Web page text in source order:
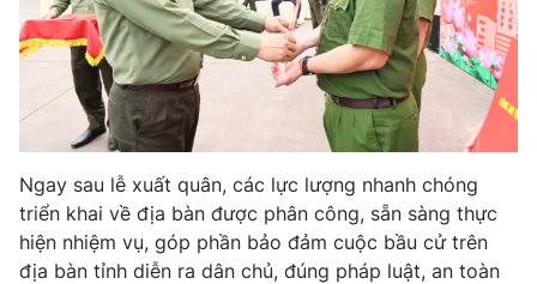
Ðiện thoại Thời báo VTV:024.66 897 897
Email:toasoan@vtv.vn
Liên hệ quảng cáo:024-7300.7108
Ngay sau lễ xuất quân, các lực lượng nhanh chóng
triển khai về địa bàn được phân công, sẵn sàng thực
hiện nhiệm vụ, góp phần bảo đảm cuộc bầu cử trên
địa bàn tỉnh diễn ra dân chủ, đúng pháp luật, an toàn